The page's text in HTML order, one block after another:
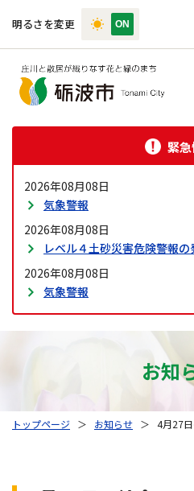
明るさを変更
緊
2026年08月08日
気象警報
2026年08月08日
レベル４土砂災害危険警報
2026年08月08日
気象警報
お知
トップページ ＞ お知らせ ＞ 4月27